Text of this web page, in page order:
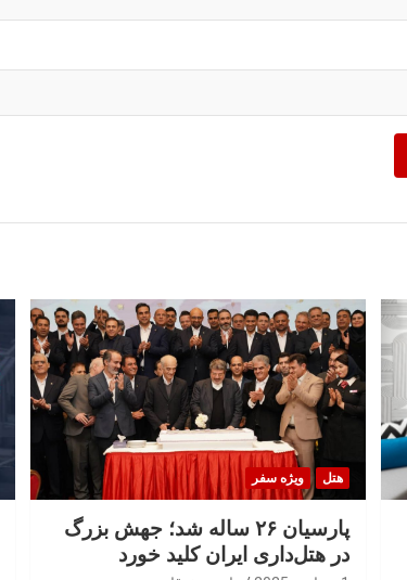
هتل ویژه سفر
پارسیان ۲۶ ساله شد؛ جهش بزرگ
در هتل‌داری ایران کلید خورد